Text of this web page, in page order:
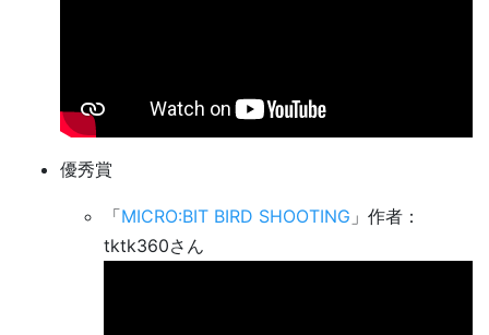
優秀賞
「MICRO:BIT BIRD SHOOTING 」作者：
tktk360さん